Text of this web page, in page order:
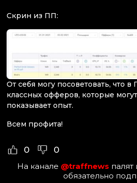
Скрин из ПП:
От себя могу посоветовать, что
классных офферов, которые
показывает опыт.
Всем профита!
0 0
На канале @traffnews
обязательно